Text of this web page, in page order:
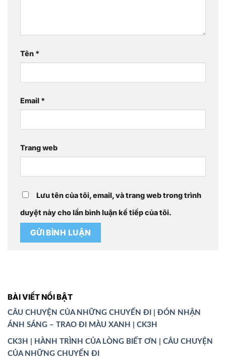
Tên *
Email *
Trang web
Lưu tên của tôi, email, và trang web trong trình
duyệt này cho lần bình luận kế tiếp của tôi.
BÀI VIẾT NỔI BẬT
CÂU CHUYỆN CỦA NHỮNG CHUYẾN ĐI | ĐÓN NHẬN
ÁNH SÁNG – TRAO ĐI MÀU XANH | CK3H
CK3H | HÀNH TRÌNH CỦA LÒNG BIẾT ƠN | CÂU CHUYỆN
CỦA NHỮNG CHUYẾN ĐI